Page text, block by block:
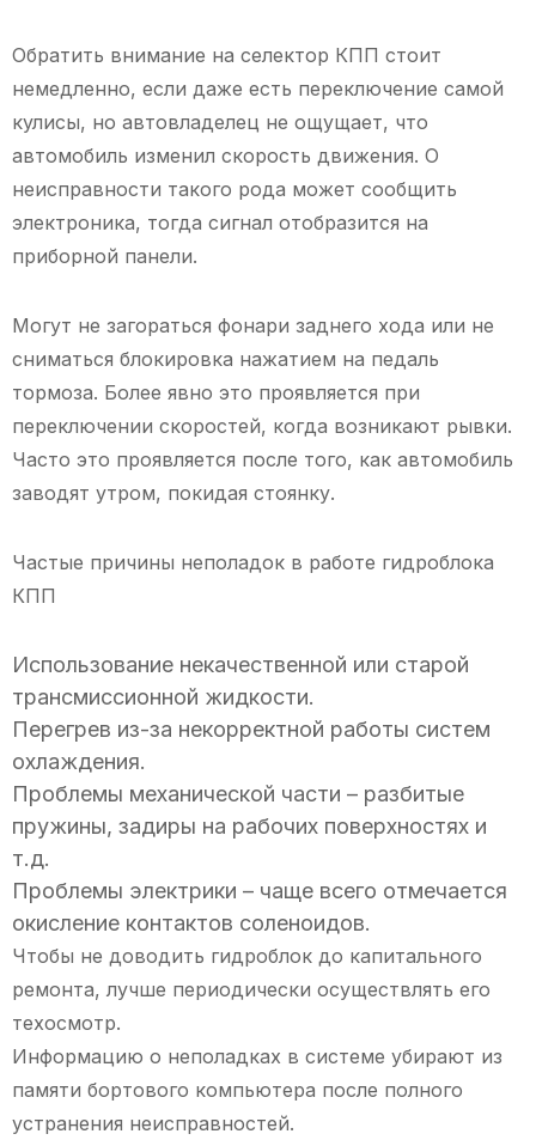
Обратить внимание на селектор КПП стоит
немедленно, если даже есть переключение самой
кулисы, но автовладелец не ощущает, что
автомобиль изменил скорость движения. О
неисправности такого рода может сообщить
электроника, тогда сигнал отобразится на
приборной панели.
Могут не загораться фонари заднего хода или не
сниматься блокировка нажатием на педаль
тормоза. Более явно это проявляется при
переключении скоростей, когда возникают рывки.
Часто это проявляется после того, как автомобиль
заводят утром, покидая стоянку.
Частые причины неполадок в работе гидроблока
КПП
Использование некачественной или старой
трансмиссионной жидкости.
Перегрев из-за некорректной работы систем
охлаждения.
Проблемы механической части – разбитые
пружины, задиры на рабочих поверхностях и
т.д.
Проблемы электрики – чаще всего отмечается
окисление контактов соленоидов.
Чтобы не доводить гидроблок до капитального
ремонта, лучше периодически осуществлять его
техосмотр.
Информацию о неполадках в системе убирают из
памяти бортового компьютера после полного
устранения неисправностей.